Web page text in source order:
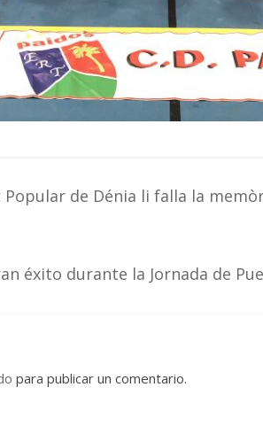
Popular de Dénia li falla la
éxito durante la Jornada de
para publicar un comentario.